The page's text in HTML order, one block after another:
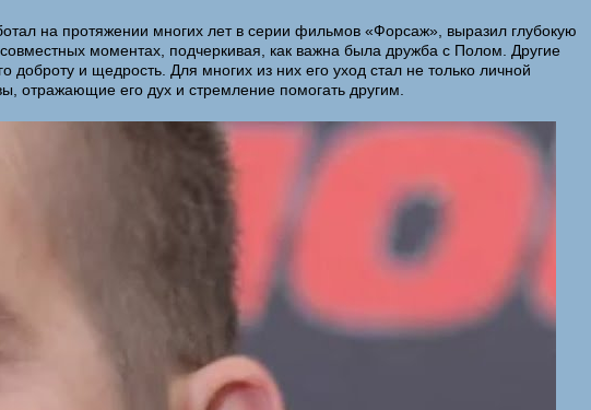
на протяжении многих лет в серии фильмов «Форсаж», выразил глубокую
моментах, подчеркивая, как важна была дружба с Полом. Другие
доброту и щедрость. Для многих из них его уход стал не только личной
отражающие его дух и стремление помогать другим.